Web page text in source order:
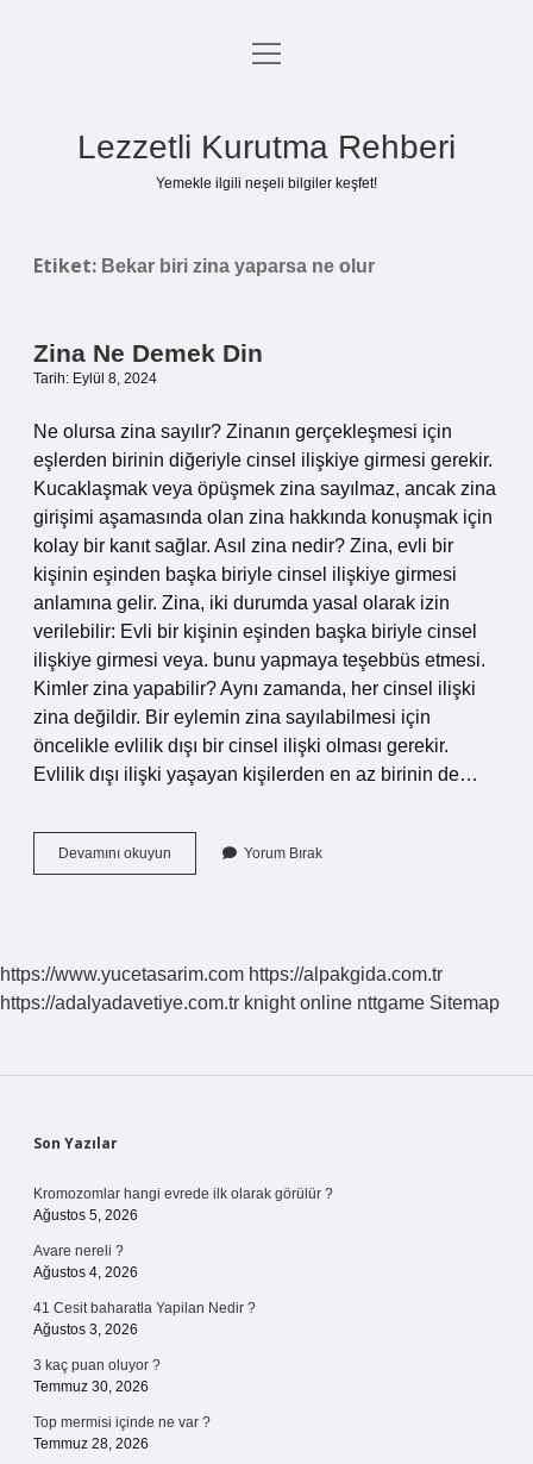
Anasayfa
menüyü
Lezzetli Kurutma Rehberi
Yemekle ilgili neşeli bilgiler keşfet!
Etiket: Bekar biri zina yaparsa ne olur
Zina Ne Demek Din
Tarih: Eylül 8, 2024
Ne olursa zina sayılır? Zinanın gerçekleşmesi için
eşlerden birinin diğeriyle cinsel ilişkiye girmesi gerekir.
Kucaklaşmak veya öpüşmek zina sayılmaz, ancak zina
girişimi aşamasında olan zina hakkında konuşmak için
kolay bir kanıt sağlar. Asıl zina nedir? Zina, evli bir
kişinin eşinden başka biriyle cinsel ilişkiye girmesi
anlamına gelir. Zina, iki durumda yasal olarak izin
verilebilir: Evli bir kişinin eşinden başka biriyle cinsel
ilişkiye girmesi veya. bunu yapmaya teşebbüs etmesi.
Kimler zina yapabilir? Aynı zamanda, her cinsel ilişki
zina değildir. Bir eylemin zina sayılabilmesi için
öncelikle evlilik dışı bir cinsel ilişki olması gerekir.
Evlilik dışı ilişki yaşayan kişilerden en az birinin de…
Devamını okuyun
Ne
Yorum Bırak
https://www.yucetasarim.com https://alpakgida.com.tr
https://adalyadavetiye.com.tr knight online nttgame Sitemap
Sidebar
Son Yazılar
Kromozomlar hangi evrede ilk olarak görülür ?
Ağustos 5, 2026
Avare nereli ?
Ağustos 4, 2026
41 Cesit baharatla Yapilan Nedir ?
Ağustos 3, 2026
3 kaç puan oluyor ?
Temmuz 30, 2026
Top mermisi içinde ne var ?
Temmuz 28, 2026